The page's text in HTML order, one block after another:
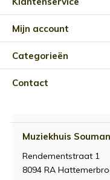
Mijn account
Categorieën
Contact
Muziekhuis Souman
Rendementstraat 1
8094 RA